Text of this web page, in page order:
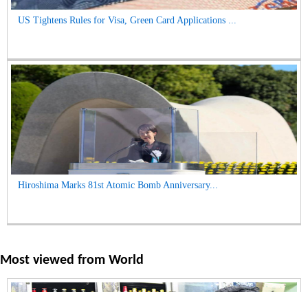
US Tightens Rules for Visa, Green Card Applications ...
Hiroshima Marks 81st Atomic Bomb Anniversary...
Most viewed from World